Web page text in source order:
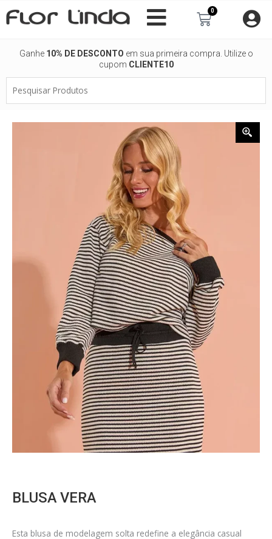
para
0
Carrinho
Ganhe 10% DE DESCONTO em sua primeira compra. Utilize o
cupom CLIENTE10
Produtos
BLUSA VERA
Esta blusa de modelagem solta redefine a elegância casual